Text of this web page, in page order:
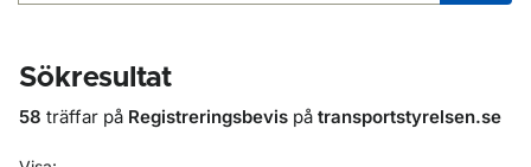
Sökresultat
58 träffar på Registreringsbevis på transportstyrelsen.se